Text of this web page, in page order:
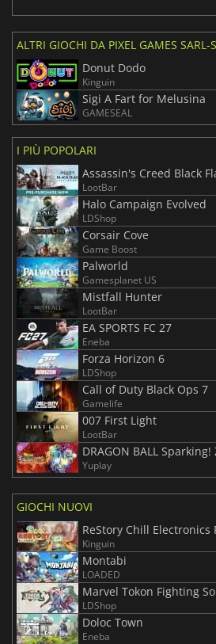
ALTRI GIOCHI DA PIXEL GAMES SARL-S
Donut Dodo
Kinguin
Sigi A Fart for Melusina
GAMESEAL
I PIÙ POPOLARI
Assassin's Creed Black
LootBar
Halo Campaign Evolved
LDShop
Corsair Cove
Game Boost
Palworld
Gamesplanet US
Mistfall Hunter
LootBar
EA SPORTS FC 27
Eneba
Forza Horizon 6
LDShop
Call of Duty Black Ops 7
Gamelife
007 First Light
LootBar
Yuplay
GIOCHI NUOVI
ReStory Chill Electronics
Kinguin
Montabi
LOADED
Marvel Tokon Fighting
LDShop
Doloc Town
Eneba